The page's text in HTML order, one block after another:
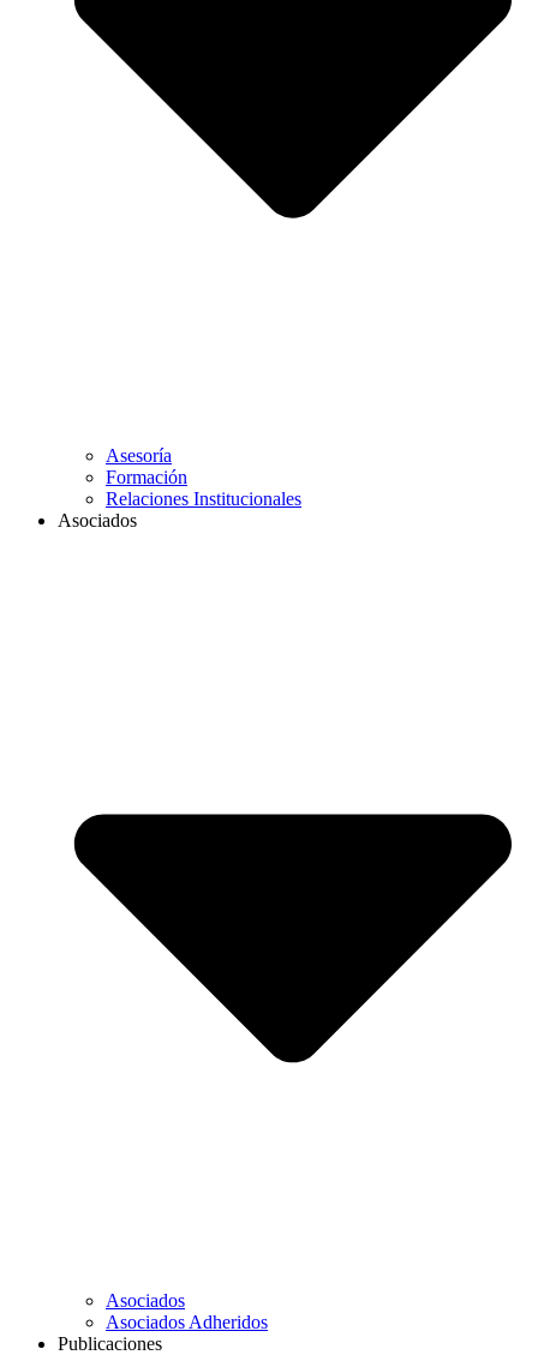
Asesoría
Formación
Relaciones Institucionales
Asociados
Asociados
Asociados Adheridos
Publicaciones